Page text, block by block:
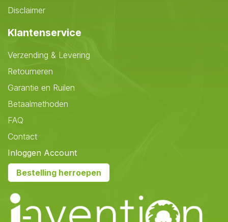
Disclaimer
Klantenservice
Verzending & Levering
Retourneren
Garantie en Ruilen
Betaalmethoden
FAQ
Contact
Inloggen Account
Bestelling herroepen